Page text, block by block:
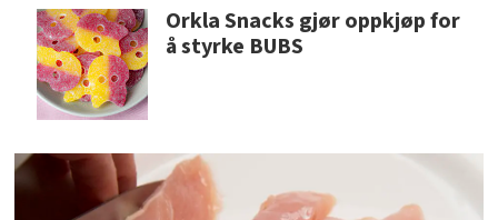
Orkla Snacks gjør oppkjøp for
å styrke BUBS